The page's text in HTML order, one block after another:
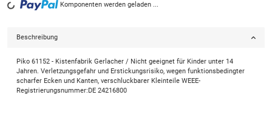
Loading... Komponenten werden geladen ...
Beschreibung
Piko 61152 - Kistenfabrik Gerlacher / Nicht geeignet für Kinder unter 14
Jahren. Verletzungsgefahr und Erstickungsrisiko, wegen funktionsbedingter
scharfer Ecken und Kanten, verschluckbarer Kleinteile WEEE-
Registrierungsnummer:DE 24216800